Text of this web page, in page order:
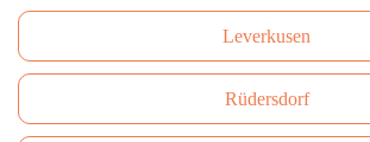
Leverkusen
Rüdersdorf